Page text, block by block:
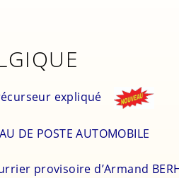
expliqué
DE POSTE AUTOMOBILE
provisoire d’Armand